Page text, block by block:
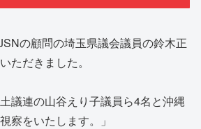
の顧問の埼玉県議会議員の鈴木正
ただきました。
議連の山谷えり子議員ら4名と沖縄
察をいたします。」